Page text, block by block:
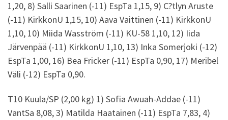
1,20, 8) Salli Saarinen (-11) EspTa 1,15, 9) C?tlyn Aruste
(-11) KirkkonU 1,15, 10) Aava Vaittinen (-11) KirkkonU
1,10, 10) Miida Wasström (-11) KU-58 1,10, 12) Iida
Järvenpää (-11) KirkkonU 1,10, 13) Inka Somerjoki (-12)
EspTa 1,00, 16) Bea Fricker (-11) EspTa 0,90, 17) Meribel
Väli (-12) EspTa 0,90.
T10 Kuula/SP (2,00 kg) 1) Sofia Awuah-Addae (-11)
VantSa 8,08, 3) Matilda Haatainen (-11) EspTa 7,83, 4)